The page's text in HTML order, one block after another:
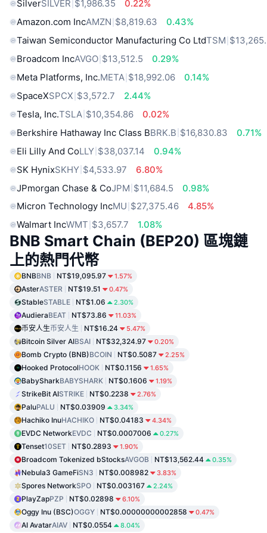
SilverSILVER $1,986.35
0.22%
Amazon.com IncAMZN $8,819.63
0.43%
Taiwan Semiconductor Manufacturing Co LtdTSM
Broadcom IncAVGO $13,512.5
0.29%
Meta Platforms, Inc.META $18,992.06
0.14%
SpaceXSPCX $3,572.7
2.44%
Tesla, Inc.TSLA $10,354.86
0.02%
Berkshire Hathaway Inc Class BBRK.B $16,830.83
0.71%
Eli Lilly And CoLLY $38,037.14
0.94%
SK HynixSKHY $4,533.97
6.80%
JPmorgan Chase & CoJPM $11,684.5
0.98%
Micron Technology IncMU $27,375.46
4.85%
Walmart IncWMT $3,657.7 1.08%
BNB Smart Chain (BEP20) 區塊鏈
上的熱門代幣
BNBBNB NT$19,095.97 1.57%
AsterASTER NT$19.51 0.47%
StableSTABLE NT$1.06 2.30%
AudieraBEAT NT$73.86 11.03%
币安人生币安人生 NT$16.24 5.47%
Bitcoin Silver AIBSAI NT$32,324.97 0.20%
Bomb Crypto (BNB)BCOIN NT$0.5087 2.25%
Hooked ProtocolHOOK NT$0.1156 1.65%
BabySharkBABYSHARK NT$0.1606 1.19%
StrikeBit AISTRIKE NT$0.2238 2.76%
PaluPALU NT$0.03909 3.34%
Hachiko InuHACHIKO NT$0.04183 4.34%
EVDC NetworkEVDC NT$0.0007006 0.27%
Tenset10SET NT$0.2893 1.90%
Broadcom Tokenized bStocksAVGOB NT$13,562.44 0.35%
Nebula3 GameFiSN3 NT$0.008982 3.83%
Spores NetworkSPO NT$0.003167 2.24%
PlayZapPZP NT$0.02898 6.10%
Oggy Inu (BSC)OGGY NT$0.00000000002858 0.47%
AI AvatarAIAV NT$0.0554 8.04%